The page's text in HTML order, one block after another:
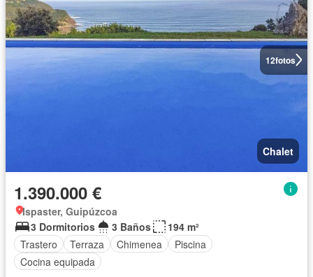
12fotos
Chalet
1.390.000 €
Ispaster, Guipúzcoa
3 Dormitorios
3 Baños
194 m²
Trastero
Terraza Chimenea
Piscina
Cocina equipada